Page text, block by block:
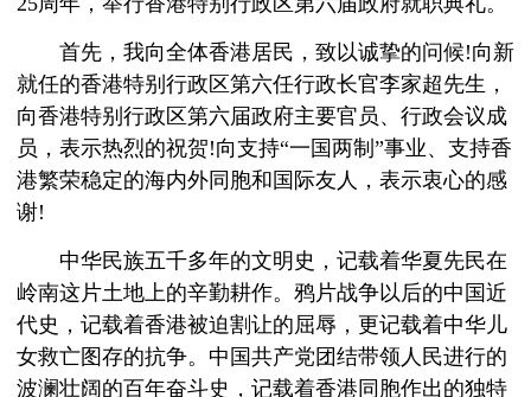
首先，我向全体香港居民，致以诚挚的问候!向新
就任的香港特别行政区第六任行政长官李家超先生，
向香港特别行政区第六届政府主要官员、行政会议成
员，表示热烈的祝贺!向支持“一国两制”事业、支持香
港繁荣稳定的海内外同胞和国际友人，表示衷心的感
谢!
中华民族五千多年的文明史，记载着华夏先民在
岭南这片土地上的辛勤耕作。鸦片战争以后的中国近
代史，记载着香港被迫割让的屈辱，更记载着中华儿
女救亡图存的抗争。中国共产党团结带领人民进行的
波澜壮阔的百年奋斗史，记载着香港同胞作出的独特